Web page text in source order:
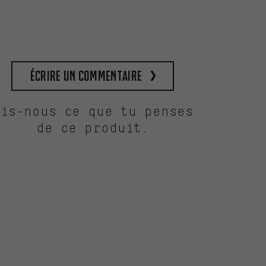
Écrire un commentaire
nous ce que tu penses
de ce produit.